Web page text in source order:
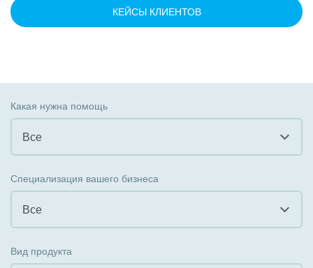
КЕЙСЫ КЛИЕНТОВ
Какая нужна помощь
Все
Внедрение КЭДО
Интеграция с 1С
Специализация вашего бизнеса
Все
Вид продукта